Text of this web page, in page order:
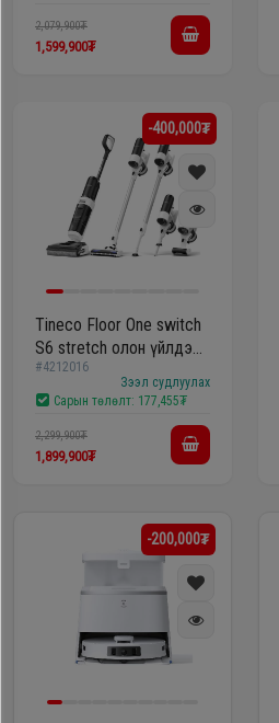
2,079,900₮
1,599,900₮
-400,000₮
Tineco Floor One switch
S6 stretch олон үйлдэлт
ухаалаг цэвэрлэгээний
багц
#4212016
Зээл судлуулах
Сарын төлөлт: 177,455₮
2,299,900₮
1,899,900₮
-200,000₮